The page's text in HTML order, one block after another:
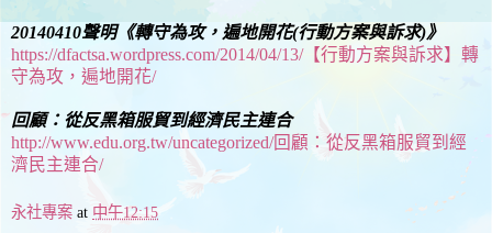
20140410聲明《轉守為攻，遍地開花(行動方案與訴求)》
https://dfactsa.wordpress.com/2014/04/13/【行動方案與訴求】轉
守為攻，遍地開花/
回顧：從反黑箱服貿到經濟民主連合
http://www.edu.org.tw/uncategorized/回顧：從反黑箱服貿到經
濟民主連合/
永社專案 at 中午12:15